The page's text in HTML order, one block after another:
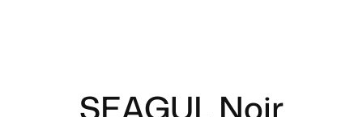
SEAGUL Noir